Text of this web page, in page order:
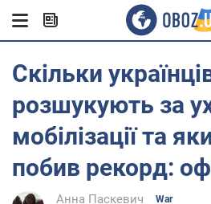
Скільки
розшукують за
мобілізації та
побив рекорд:
Анна Паскевич War